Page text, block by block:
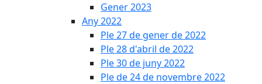
Gener 2023
Any 2022
Ple 27 de gener de 2022
Ple 28 d'abril de 2022
Ple 30 de juny 2022
Ple de 24 de novembre 2022